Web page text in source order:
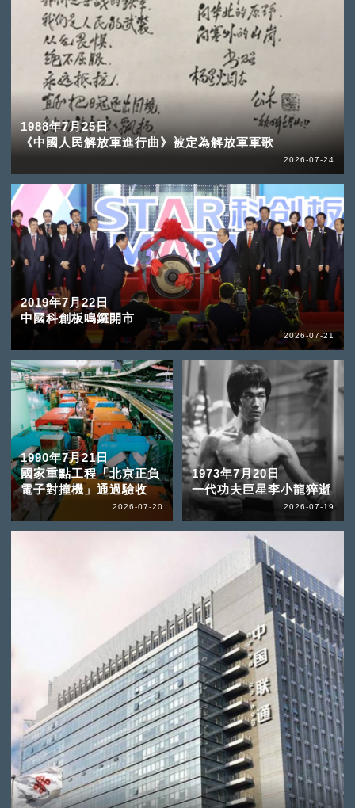
1988年7月25日
《中國人民解放軍進行曲》被定為解放軍軍歌
2026-07-24
2019年7月22日
中國科創板鳴鑼開市
2026-07-21
1990年7月21日
國家重點工程「北京正負
電子對撞機」通過驗收
2026-07-20
1973年7月20日
一代功夫巨星李小龍猝逝
2026-07-19